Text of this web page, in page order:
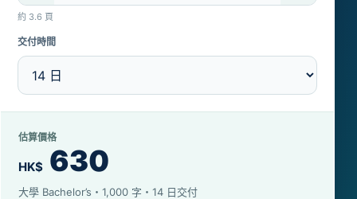
約 3.6 頁
交付時間
估算價格
HK$ 630
大學 Bachelor’s・1,000 字・14 日交付